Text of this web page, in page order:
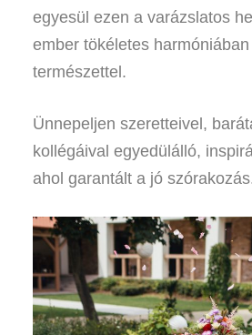
egyesül ezen a varázslatos
ember tökéletes
természettel.
Ünnepeljen szeretteivel,
kollégáival egyedülálló,
ahol garantált a jó